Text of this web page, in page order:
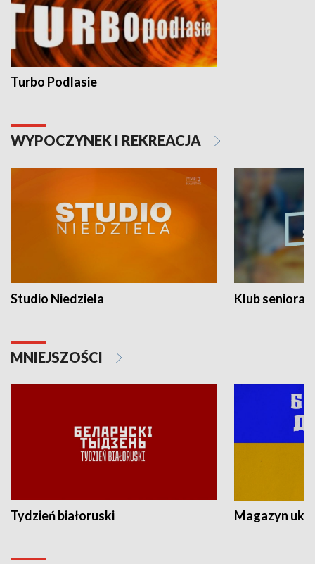
Turbo Podlasie
WYPOCZYNEK I REKREACJA
Studio Niedziela Klub seniora
MNIEJSZOŚCI
Tydzień białoruski Magazyn